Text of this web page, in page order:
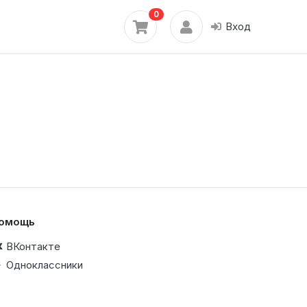
0
Вход
ВКонтакте
Одноклассники